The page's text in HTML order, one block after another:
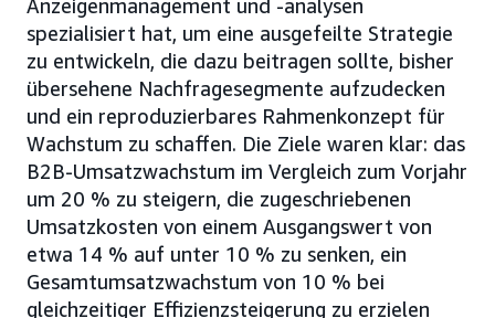
Anzeigenmanagement und -analysen
spezialisiert hat, um eine ausgefeilte Strategie
zu entwickeln, die dazu beitragen sollte, bisher
übersehene Nachfragesegmente aufzudecken
und ein reproduzierbares Rahmenkonzept für
Wachstum zu schaffen. Die Ziele waren klar: das
B2B-Umsatzwachstum im Vergleich zum Vorjahr
um 20 % zu steigern, die zugeschriebenen
Umsatzkosten von einem Ausgangswert von
etwa 14 % auf unter 10 % zu senken, ein
Gesamtumsatzwachstum von 10 % bei
gleichzeitiger Effizienzsteigerung zu erzielen